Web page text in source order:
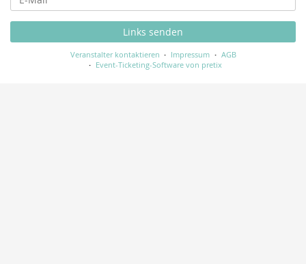
Mail
Links senden
Veranstalter kontaktieren Impressum
AGB
Event-Ticketing-Software von pretix